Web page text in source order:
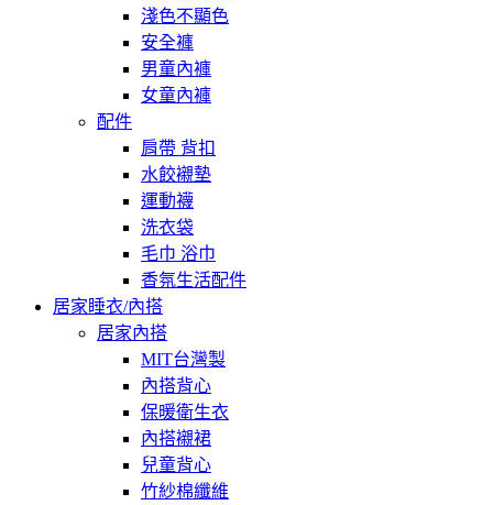
淺色不顯色
安全褲
男童內褲
女童內褲
配件
肩帶 背扣
水餃襯墊
運動襪
洗衣袋
毛巾 浴巾
香氛生活配件
居家睡衣/內搭
居家內搭
MIT台灣製
內搭背心
保暖衛生衣
內搭襯裙
兒童背心
竹紗棉纖維